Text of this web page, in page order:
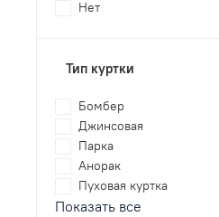
Нет
Тип куртки
Бомбер
Джинсовая
Парка
Анорак
Пуховая куртка
Показать все